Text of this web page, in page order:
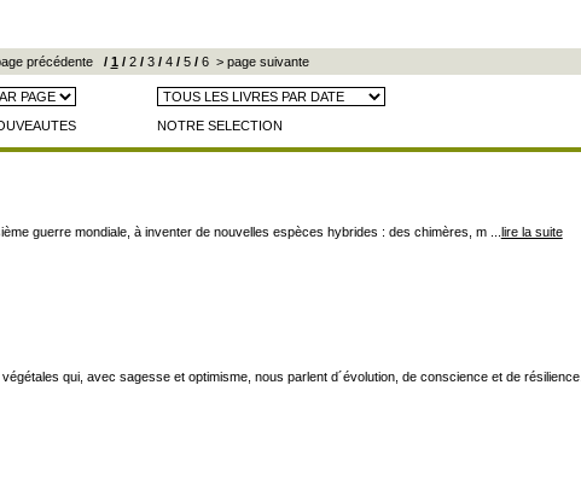
précédente/ 1 /2/3/4/5/6 > page suivante
NOTRE SELECTION
guerre mondiale, à inventer de nouvelles espèces hybrides : des chimères, m ... lire la suite
qui, avec sagesse et optimisme, nous parlent d´évolution, de conscience et de résilience.